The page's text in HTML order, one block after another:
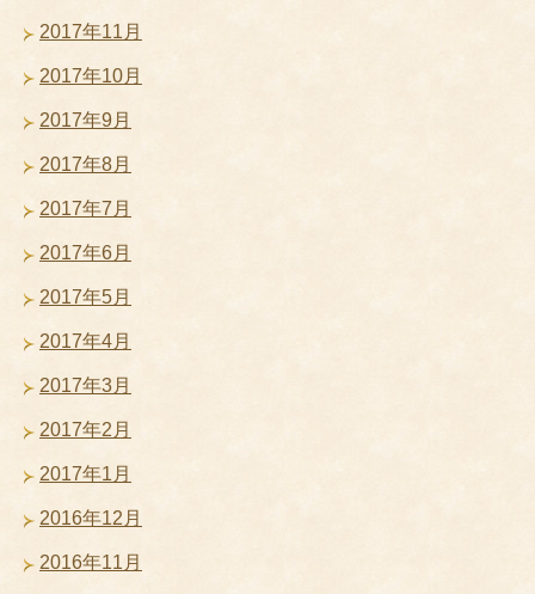
2017年11月
2017年10月
2017年9月
2017年8月
2017年7月
2017年6月
2017年5月
2017年4月
2017年3月
2017年2月
2017年1月
2016年12月
2016年11月